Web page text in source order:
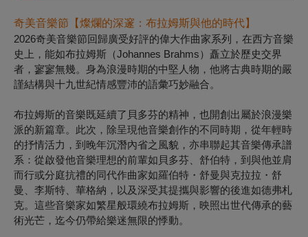
奇美音樂節【燦爛的深邃：布拉姆斯與他的時代】
2026奇美音樂節回歸廣受好評的偉大作曲家系列，在西方音樂
史上，能如布拉姆斯（Johannes Brahms）矗立於歷史交界
者，寥寥無幾。身為浪漫時期的中堅人物，他將古典時期的嚴
謹結構與十九世紀情感豐沛的語彙巧妙融合。
布拉姆斯的音樂既延續了貝多芬的精神，也開創出屬於浪漫樂
派的新篇章。此次，除呈現他音樂創作的不同時期，從年輕時
的抒情活力，到晚年沉潛內省之風貌，亦串聯起其音樂傳承譜
系：從啟發他音樂理想的前輩如貝多芬、舒伯特，到與他並肩
而行或分庭抗禮的同代作曲家如羅伯特・舒曼與克拉拉・舒
曼、李斯特、華格納，以及深受其提攜與影響的後進如德弗札
克。這些音樂家如繁星般環繞布拉姆斯，映照出世代傳承的藝
術光芒，迄今仍帶給樂迷無限的悸動。